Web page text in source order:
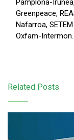
Pamplona-
Greenpeace,
Nafarroa,
Oxfam-Intermon.
Related Posts